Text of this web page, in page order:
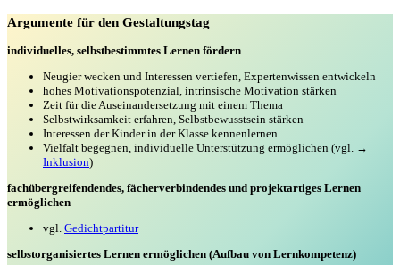
Argumente für den Gestaltungstag
individuelles, selbstbestimmtes Lernen fördern
Neugier wecken und Interessen vertiefen, Expertenwissen entwickeln
hohes Motivationspotenzial, intrinsische Motivation stärken
Zeit für die Auseinandersetzung mit einem Thema
Selbstwirksamkeit erfahren, Selbstbewusstsein stärken
Interessen der Kinder in der Klasse kennenlernen
Vielfalt begegnen, individuelle Unterstützung ermöglichen (vgl. →
Inklusion)
fachübergreifendendes, fächerverbindendes und projektartiges Lernen
ermöglichen
vgl. Gedichtpartitur
selbstorganisiertes Lernen ermöglichen (Aufbau von Lernkompetenz)